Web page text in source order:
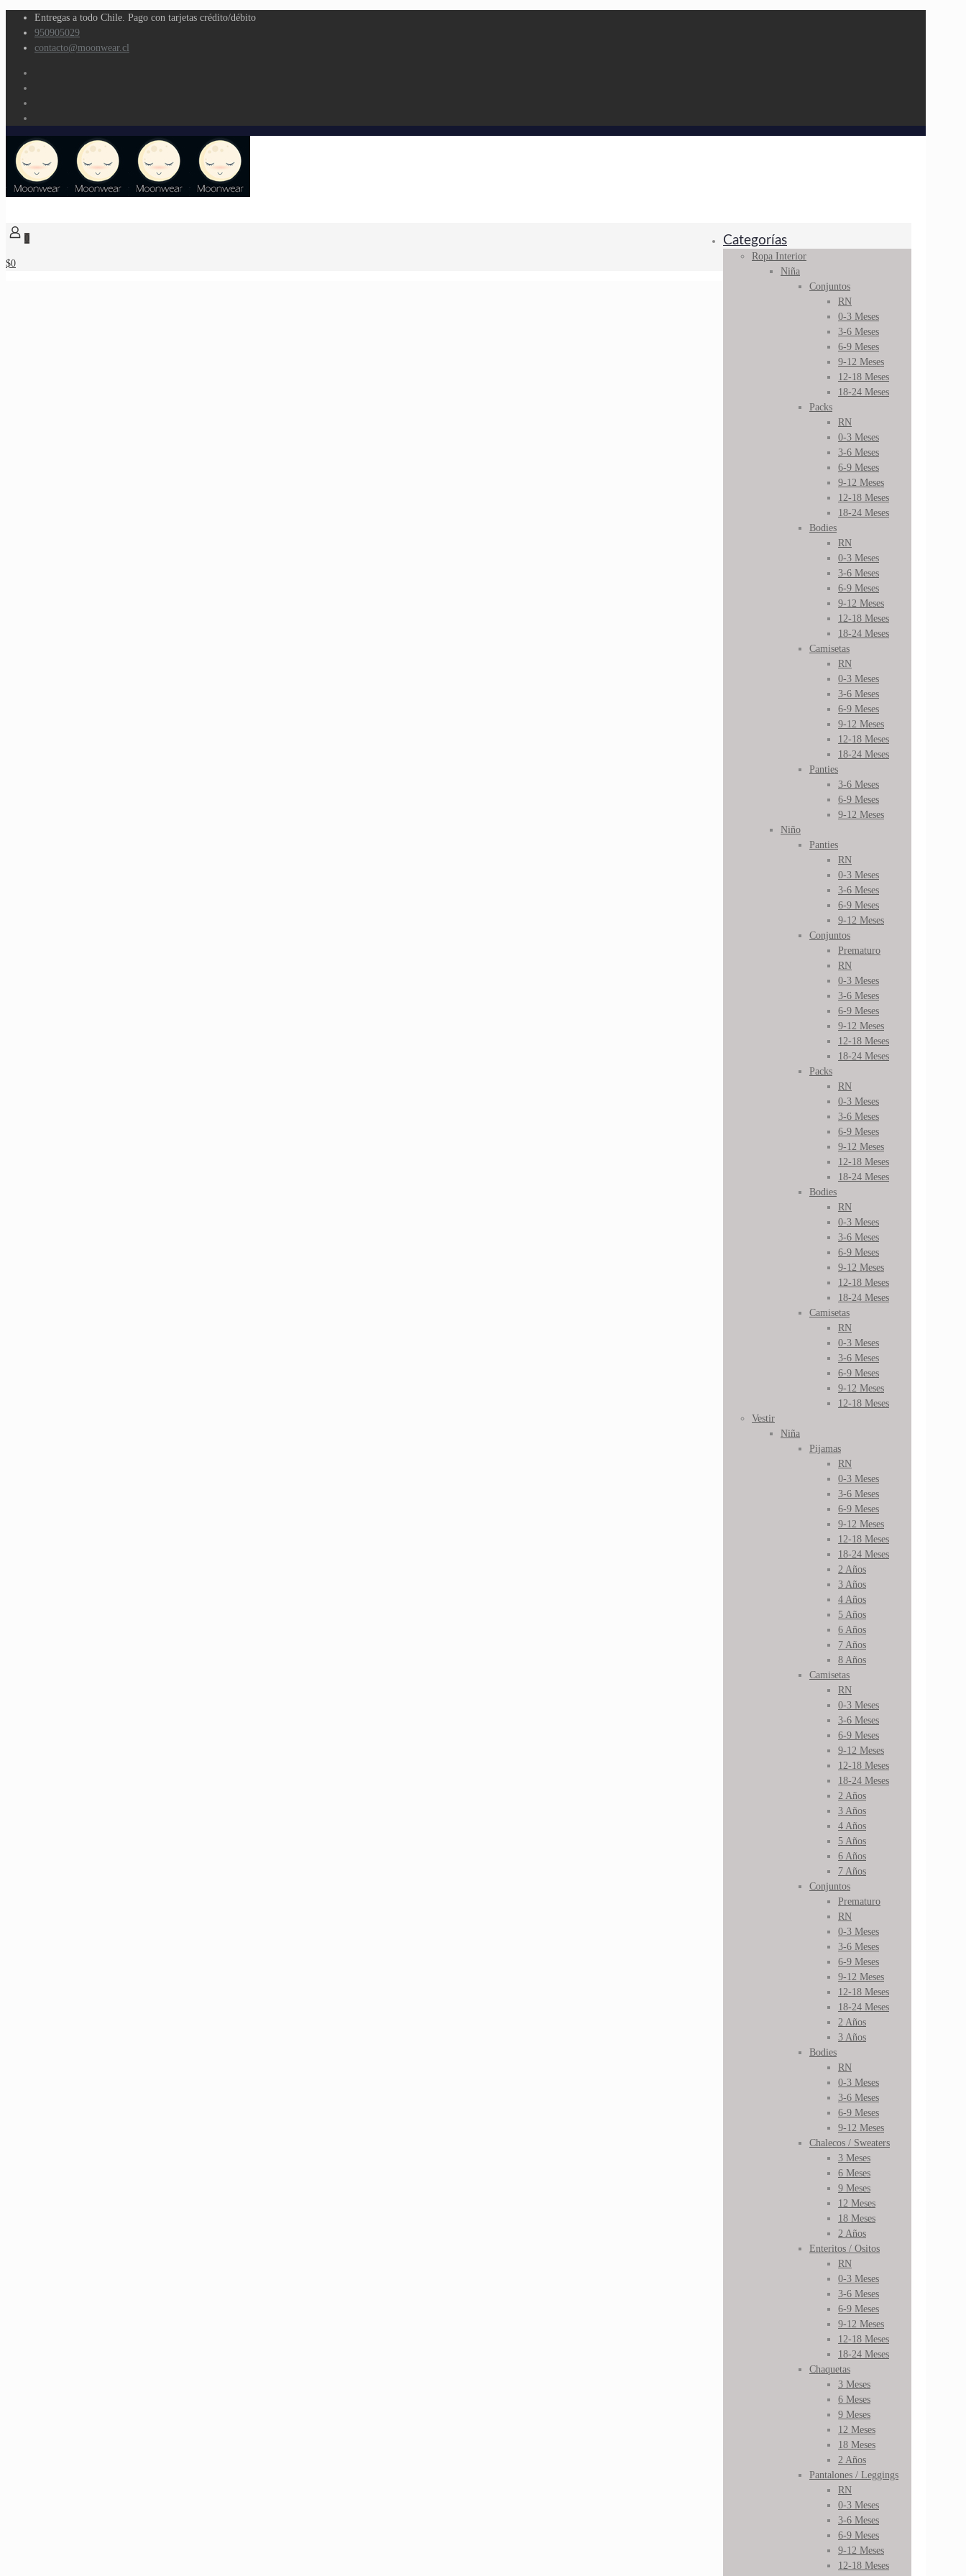
Entregas a todo Chile. Pago con tarjetas crédito/débito
950905029
contacto@moonwear.cl
Categorías
Ropa Interior
Niña
Conjuntos
RN
0-3 Meses
3-6 Meses
6-9 Meses
9-12 Meses
12-18 Meses
18-24 Meses
Packs
RN
0-3 Meses
3-6 Meses
6-9 Meses
9-12 Meses
12-18 Meses
18-24 Meses
Bodies
RN
0-3 Meses
3-6 Meses
6-9 Meses
9-12 Meses
12-18 Meses
18-24 Meses
Camisetas
RN
0-3 Meses
3-6 Meses
6-9 Meses
9-12 Meses
12-18 Meses
18-24 Meses
Panties
3-6 Meses
6-9 Meses
9-12 Meses
Niño
Panties
RN
0-3 Meses
3-6 Meses
6-9 Meses
9-12 Meses
Conjuntos
Prematuro
RN
0-3 Meses
3-6 Meses
6-9 Meses
9-12 Meses
12-18 Meses
18-24 Meses
Packs
RN
0-3 Meses
3-6 Meses
6-9 Meses
9-12 Meses
12-18 Meses
18-24 Meses
Bodies
RN
0-3 Meses
3-6 Meses
6-9 Meses
9-12 Meses
12-18 Meses
18-24 Meses
Camisetas
RN
0-3 Meses
3-6 Meses
6-9 Meses
9-12 Meses
12-18 Meses
Vestir
Niña
Pijamas
RN
0-3 Meses
3-6 Meses
6-9 Meses
9-12 Meses
12-18 Meses
18-24 Meses
2 Años
3 Años
4 Años
5 Años
6 Años
7 Años
8 Años
Camisetas
RN
0-3 Meses
3-6 Meses
6-9 Meses
9-12 Meses
12-18 Meses
18-24 Meses
2 Años
3 Años
4 Años
5 Años
6 Años
7 Años
Conjuntos
Prematuro
RN
0-3 Meses
3-6 Meses
6-9 Meses
9-12 Meses
12-18 Meses
18-24 Meses
2 Años
3 Años
Bodies
RN
0-3 Meses
3-6 Meses
6-9 Meses
9-12 Meses
Chalecos / Sweaters
3 Meses
6 Meses
9 Meses
12 Meses
18 Meses
2 Años
Enteritos / Ositos
RN
0-3 Meses
3-6 Meses
6-9 Meses
9-12 Meses
12-18 Meses
18-24 Meses
Chaquetas
3 Meses
6 Meses
9 Meses
12 Meses
18 Meses
2 Años
Pantalones / Leggings
RN
0-3 Meses
3-6 Meses
6-9 Meses
9-12 Meses
12-18 Meses
$0